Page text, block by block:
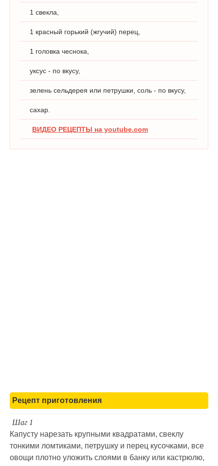
1 свекла,
1 красный горький (жгучий) перец,
1 головка чеснока,
уксус - по вкусу,
зелень сельдерея или петрушки, соль - по вкусу,
сахар.
ВИДЕО РЕЦЕПТЫ на youtube.com
Рецепт приготовления
Шаг 1
Капусту нарезать крупными квадратами, свеклу
тонкими ломтиками, петрушку и перец кусочками, все
овощи плотно уложить слоями в банку или кастрюлю,